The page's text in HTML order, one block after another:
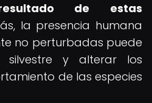
de estas
la presencia humana
no perturbadas puede
y alterar los
de las especies